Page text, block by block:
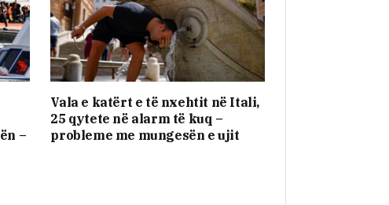
–
Vala e katërt e të nxehtit në Itali,
25 qytete në alarm të kuq –
probleme me mungesën e ujit